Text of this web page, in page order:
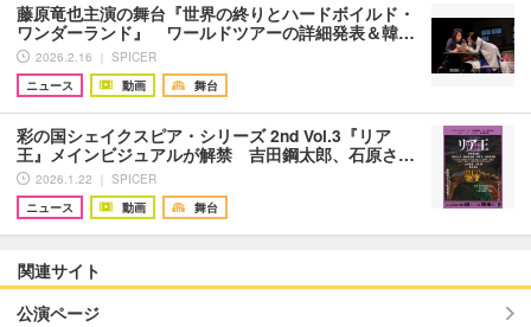
藤原竜也主演の舞台『世界の終りとハードボイルド・
ワンダーランド』 ワールドツアーの詳細発表＆韓…
2026.2.16 ｜ SPICER
ニュース
動画 舞台
彩の国シェイクスピア・シリーズ 2nd Vol.3『リア
王』メインビジュアルが解禁 吉田鋼太郎、石原さ…
2026.1.22 ｜ SPICER
ニュース
動画 舞台
関連サイト
公演ページ